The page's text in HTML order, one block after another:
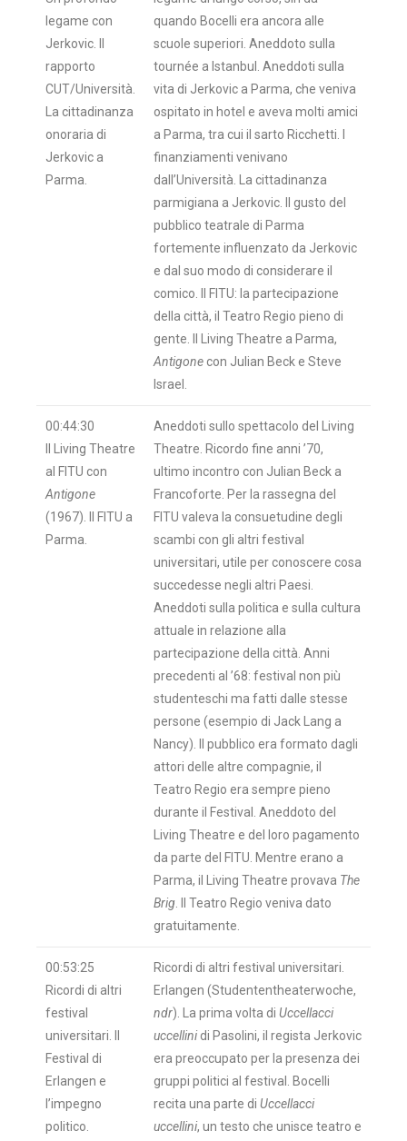
legame con
Jerkovic. Il
rapporto
CUT/Università.
La cittadinanza
onoraria di
Jerkovic a
Parma.
quando Bocelli era ancora alle
scuole superiori. Aneddoto sulla
tournée a Istanbul. Aneddoti sulla
vita di Jerkovic a Parma, che veniva
ospitato in hotel e aveva molti amici
a Parma, tra cui il sarto Ricchetti. I
finanziamenti venivano
dall’Università. La cittadinanza
parmigiana a Jerkovic. Il gusto del
pubblico teatrale di Parma
fortemente influenzato da Jerkovic
e dal suo modo di considerare il
comico. Il FITU: la partecipazione
della città, il Teatro Regio pieno di
gente. Il Living Theatre a Parma,
Antigone con Julian Beck e Steve
Israel.
00:44:30
Il Living Theatre
al FITU con
Antigone
(1967). Il FITU a
Parma.
Aneddoti sullo spettacolo del Living
Theatre. Ricordo fine anni ’70,
ultimo incontro con Julian Beck a
Francoforte. Per la rassegna del
FITU valeva la consuetudine degli
scambi con gli altri festival
universitari, utile per conoscere cosa
succedesse negli altri Paesi.
Aneddoti sulla politica e sulla cultura
attuale in relazione alla
partecipazione della città. Anni
precedenti al ’68: festival non più
studenteschi ma fatti dalle stesse
persone (esempio di Jack Lang a
Nancy). Il pubblico era formato dagli
attori delle altre compagnie, il
Teatro Regio era sempre pieno
durante il Festival. Aneddoto del
Living Theatre e del loro pagamento
da parte del FITU. Mentre erano a
Parma, il Living Theatre provava The
Brig. Il Teatro Regio veniva dato
gratuitamente.
00:53:25
Ricordi di altri
festival
universitari. Il
Festival di
Erlangen e
l’impegno
politico.
Ricordi di altri festival universitari.
Erlangen (Studententheaterwoche,
ndr). La prima volta di Uccellacci
uccellini di Pasolini, il regista Jerkovic
era preoccupato per la presenza dei
gruppi politici al festival. Bocelli
recita una parte di Uccellacci
uccellini, un testo che unisce teatro e